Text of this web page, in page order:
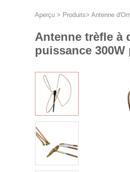
Aperçu > Produits> Antenne
Antenne trèfle à
puissance